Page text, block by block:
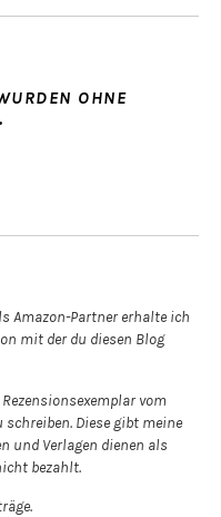
OHNE
Amazon-Partner erhalte ich
mit der du diesen Blog
vom
schreiben. Diese gibt meine
und Verlagen dienen als
bezahlt.